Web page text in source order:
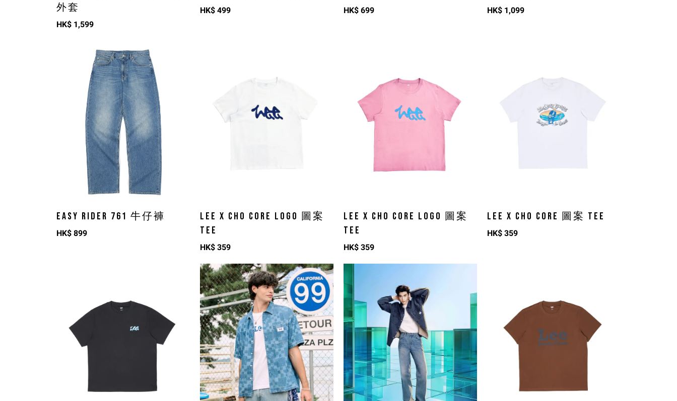
外套
HK$ 1,599
HK$ 499 HK$ 699 HK$ 1,099
EASY RIDER 761 牛仔褲
HK$ 899
LEE X CHO CORE LOGO 圖案
TEE
HK$ 359
LEE X CHO CORE LOGO 圖案
TEE
HK$ 359
LEE X CHO CORE 圖案 TEE
HK$ 359